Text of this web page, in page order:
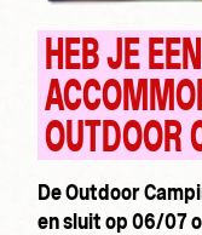
HEB JE
OUTDOOR
De Outdoor
en sluit op 06/07